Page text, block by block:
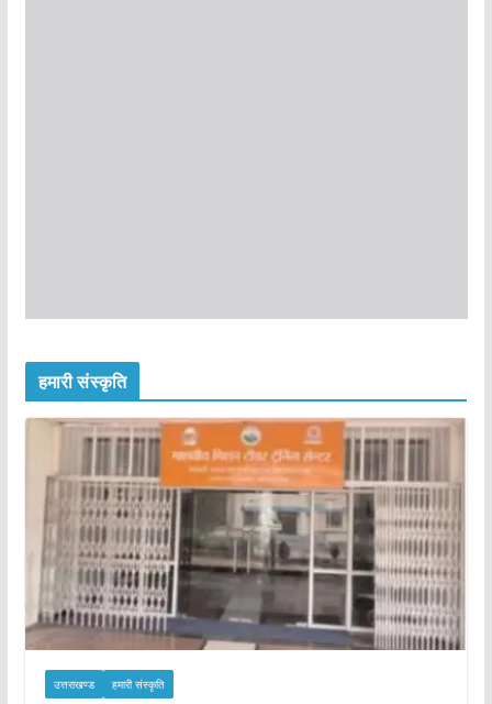
हमारी संस्कृति
उत्तराखण्ड हमारी संस्कृति